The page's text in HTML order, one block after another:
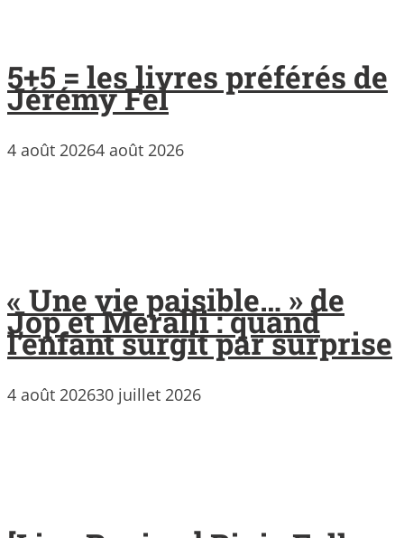
5+5 = les livres préférés de
Jérémy Fel
4 août 20264 août 2026
« Une vie paisible… » de
Jop et Meralli : quand
l’enfant surgit par surprise
4 août 202630 juillet 2026